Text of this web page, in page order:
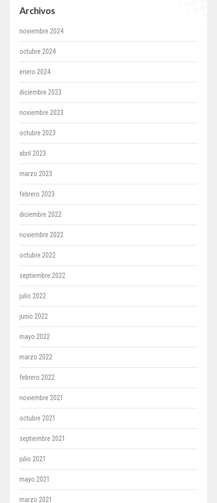
Archivos
noviembre 2024
octubre 2024
enero 2024
diciembre 2023
noviembre 2023
octubre 2023
abril 2023
marzo 2023
febrero 2023
diciembre 2022
noviembre 2022
octubre 2022
septiembre 2022
julio 2022
junio 2022
mayo 2022
marzo 2022
febrero 2022
noviembre 2021
octubre 2021
septiembre 2021
julio 2021
mayo 2021
marzo 2021